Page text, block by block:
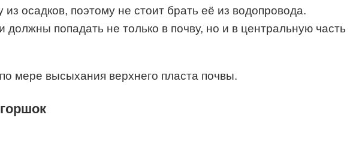
осадков, поэтому не стоит брать её из водопровода.
попадать не только в почву, но и в центральную часть
мере высыхания верхнего пласта почвы.